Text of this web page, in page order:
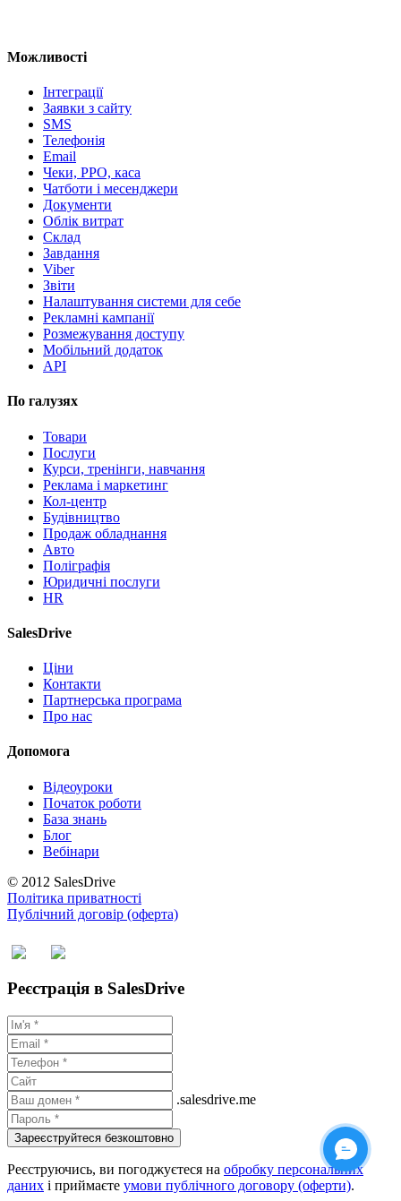
Можливості
Інтеграції
Заявки з сайту
SMS
Телефонія
Email
Чеки, РРО, каса
Чатботи і месенджери
Документи
Облік витрат
Склад
Завдання
Viber
Звіти
Налаштування системи для себе
Рекламні кампанії
Розмежування доступу
Мобільний додаток
API
По галузях
Товари
Послуги
Курси, тренінги, навчання
Реклама і маркетинг
Кол-центр
Будівництво
Продаж обладнання
Авто
Поліграфія
Юридичні послуги
HR
SalesDrive
Ціни
Контакти
Партнерська програма
Про нас
Допомога
Відеоуроки
Початок роботи
База знань
Блог
Вебінари
© 2012 SalesDrive
Політика приватності
Публічний договір (оферта)
Реєстрація в SalesDrive
.salesdrive.me
Зареєструйтеся безкоштовно
Реєструючись, ви погоджуєтеся на обробку персональних
даних і приймаєте умови публічного договору (оферти).